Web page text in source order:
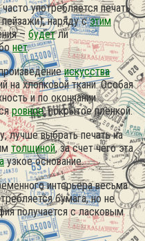
употребляется печать
наряду сэтим
– будетли
нет.
искусства
на хлопковой ткани. Особая
и по окончании
ровное, покрытое пленкой.
лучше выбрать печать на
толщиной, за счет чего эта
узкое основание.
интерьера весьма
бумага, но не
получается с ласковым